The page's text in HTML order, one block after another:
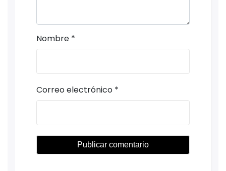
Nombre *
Correo electrónico *